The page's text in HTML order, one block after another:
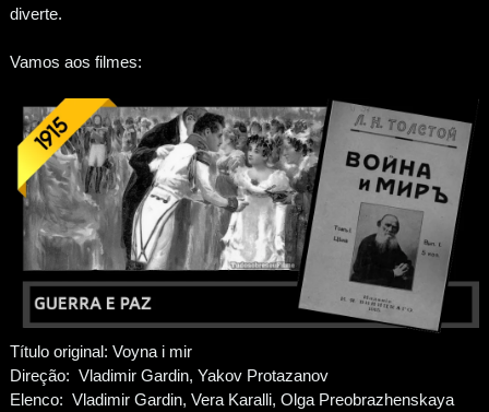
diverte.
Vamos aos filmes:
Título original: Voyna i mir
Direção: Vladimir Gardin, Yakov Protazanov
Elenco: Vladimir Gardin, Vera Karalli, Olga Preobrazhenskaya